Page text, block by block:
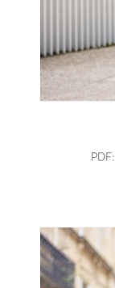
PDF: